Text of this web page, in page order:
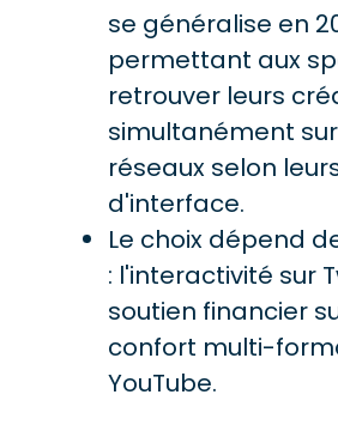
se généralise en
permettant aux
retrouver leurs
simultanément
réseaux selon
d'interface.
Le choix dépend
: l'interactivité sur
soutien financier
confort multi-
YouTube.